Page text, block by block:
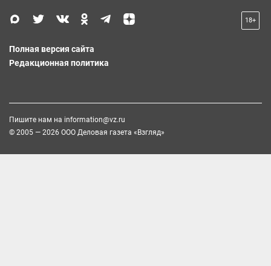
18+
Полная версия сайта
Редакционная политика
Пишите нам на information@vz.ru
© 2005 — 2026 ООО Деловая газета «Взгляд»